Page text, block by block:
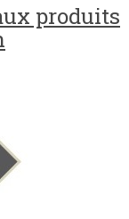
produits